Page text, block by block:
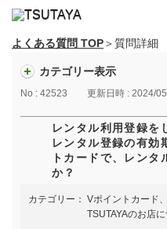
よくある質問 TOP＞質問詳細
カテゴリー表示
No : 42523 更新日時 : 2024/
レンタル利用登録を
レンタル登録の有効
トカードで、レンタ
か？
カテゴリー： Vポイントカード
TSUTAYAのお店